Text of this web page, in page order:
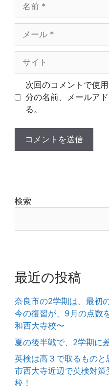
ル
次回のコメントで使
分の名前、メールア
る。
検索
最近の投稿
奈良市の2学期は、最初
今の復習が、9月の点
和西大寺校〜
夏の後半戦で、2学期に
英検は高３で取るもの
市西大寺近辺で英検対
校！